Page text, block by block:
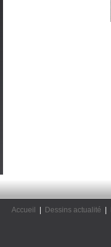
Accueil Dessins actualité